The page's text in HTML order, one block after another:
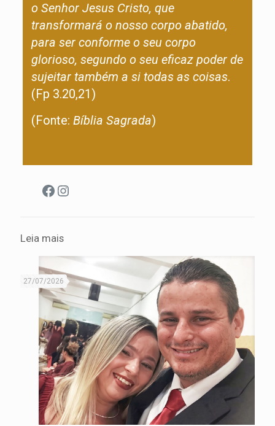
o Senhor Jesus Cristo, que
transformará o nosso corpo abatido,
para ser conforme o seu corpo
glorioso, segundo o seu eficaz poder de
sujeitar também a si todas as coisas.
(Fp 3.20,21)
(Fonte: Bíblia Sagrada)
Facebook
Instagram
Leia mais
27/07/2026